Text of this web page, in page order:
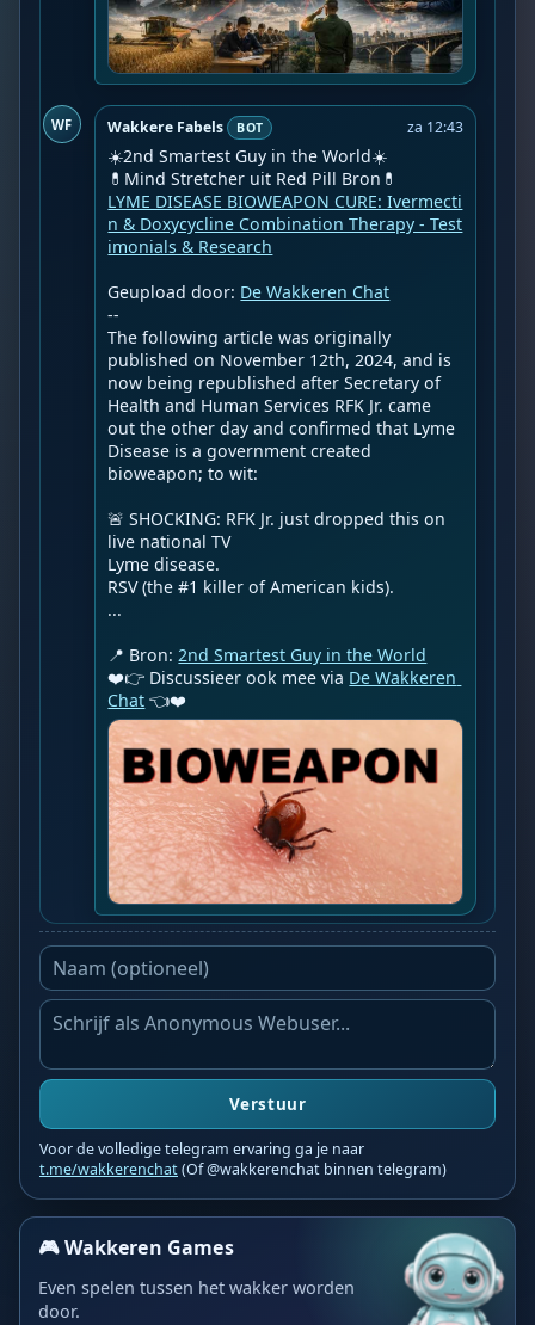
WF Wakkere Fabels BOT za 12:43
☀️2nd Smartest Guy in the World☀️
LYME DISEASE BIOWEAPON CURE: Ivermecti
n & Doxycycline Combination Therapy - Test
imonials & Research
Geupload door: De Wakkeren Chat
--
The following article was originally
published on November 12th, 2024, and is
now being republished after Secretary of
Health and Human Services RFK Jr. came
out the other day and confirmed that Lyme
Disease is a government created
bioweapon; to wit:
🚨 SHOCKING: RFK Jr. just dropped this on
live national TV
Lyme disease.
RSV (the #1 killer of American kids).
...
📍 Bron: 2nd Smartest Guy in the World
❤️👉 Discussieer ook mee via De Wakkeren
Chat 👈❤️
Verstuur
Voor de volledige telegram ervaring ga je naar
t.me/wakkerenchat(Of @wakkerenchat binnen telegram)
🎮 Wakkeren Games
Even spelen tussen het wakker worden
door.